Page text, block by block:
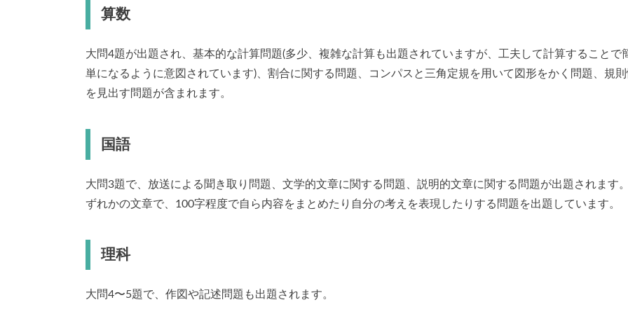
算数
大問4題が出題され、基本的な計算問題(多少、複雑な計算も出題されていますが、工夫して計算することで
単になるように意図されています)、割合に関する問題、コンパスと三角定規を用いて図形をかく問題、規則
を見出す問題が含まれます。
国語
大問3題で、放送による聞き取り問題、文学的文章に関する問題、説明的文章に関する問題が出題されます
ずれかの文章で、100字程度で自ら内容をまとめたり自分の考えを表現したりする問題を出題しています。
理科
大問4〜5題で、作図や記述問題も出題されます。